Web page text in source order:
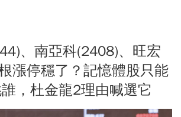
、南亞科(2408)、旺宏
漲停穩了？記憶體股只能
，杜金龍2理由喊選它